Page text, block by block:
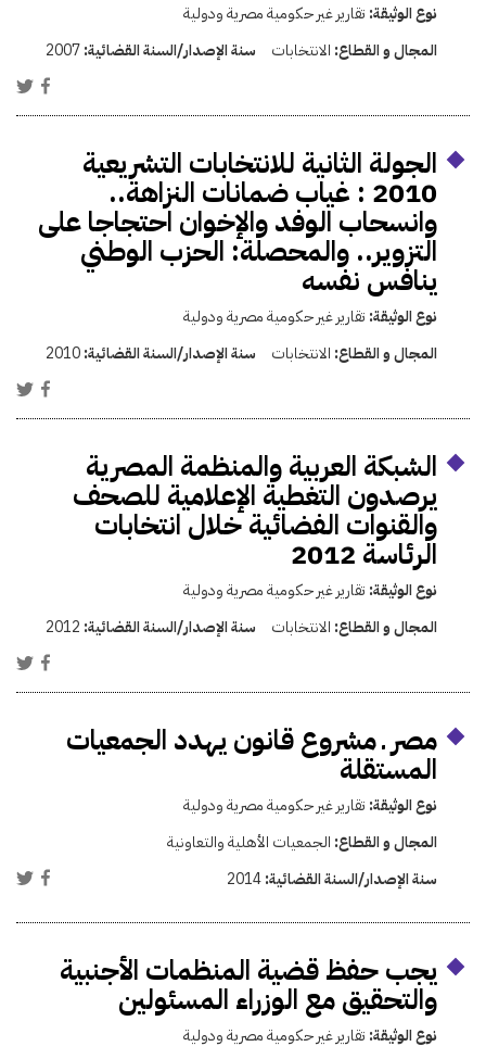
نوع الوثيقة: تقارير غير حكومية مصرية ودولية
المجال و القطاع: الانتخابات سنة الإصدار/السنة القضائية:2007
الجولة الثانية للانتخابات التشريعية
2010 : غياب ضمانات النزاهة..
وانسحاب الوفد والإخوان احتجاجا على
التزوير.. والمحصلة: الحزب الوطني
ينافس نفسه
نوع الوثيقة: تقارير غير حكومية مصرية ودولية
المجال و القطاع: الانتخابات سنة الإصدار/السنة القضائية:2010
الشبكة العربية والمنظمة المصرية
يرصدون التغطية الإعلامية للصحف
والقنوات الفضائية خلال انتخابات
الرئاسة 2012
نوع الوثيقة: تقارير غير حكومية مصرية ودولية
المجال و القطاع: الانتخابات سنة الإصدار/السنة القضائية: 2012
مصر ـ مشروع قانون يهدد الجمعيات
المستقلة
نوع الوثيقة: تقارير غير حكومية مصرية ودولية
المجال و القطاع: الجمعيات الأهلية والتعاونية
سنة الإصدار/السنة القضائية:2014
يجب حفظ قضية المنظمات الأجنبية
والتحقيق مع الوزراء المسئولين
نوع الوثيقة: تقارير غير حكومية مصرية ودولية